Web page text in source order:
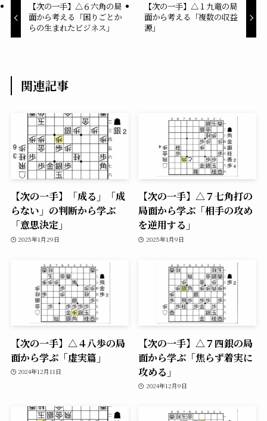
【次の一手】△６六角の局
面から考える「困りごとか
らの生まれたビジネス」
【次の一手】△１九竜の局
面から考える「複数の収益
源」
関連記事
【次の一手】「成る」「成
らない」の判断から学ぶ
「意思決定」
2025年1月29日
【次の一手】△７七角打の
局面から学ぶ「相手の攻め
を逆用する」
2025年1月9日
【次の一手】△４八歩の局
面から学ぶ「虚実篇」
2024年12月11日
【次の一手】△７四銀の局
面から学ぶ「焦らず着実に
攻める」
2024年12月9日